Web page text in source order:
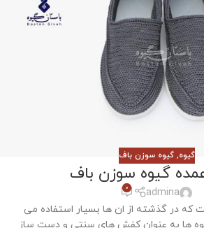
گیوه,گیوه سوزن باف
گیوه سوزن باف
admina
0
در گذشته از ان ها بسیار استفاده می
گیوه ها به عنوان کفش های سنتی و دست ساز